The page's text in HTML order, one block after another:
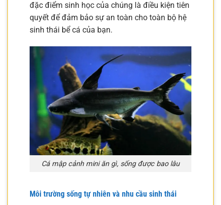
đặc điểm sinh học của chúng là điều kiện tiên
quyết để đảm bảo sự an toàn cho toàn bộ hệ
sinh thái bể cá của bạn.
Cá mập cảnh mini ăn gì, sống được bao lâu
Môi trường sống tự nhiên và nhu cầu sinh thái